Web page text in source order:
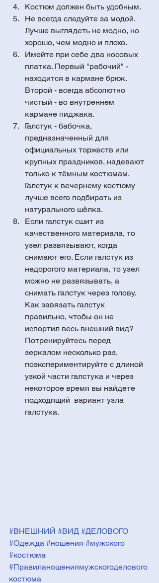
Костюм должен быть удобным.
Не всегда следуйте за модой.
Лучше выглядеть не модно, но
хорошо, чем модно и плохо.
Имейте при себе два носовых
платка. Первый "рабочий" -
находится в кармане брюк.
Второй - всегда абсолютно
чистый - во внутреннем
кармане пиджака.
Галстук - бабочка,
предназначенный для
официальных торжеств или
крупных праздников, надевают
только к тёмным костюмам.
Галстук к вечернему костюму
лучше всего подбирать из
натурального шёлка.
Если галстук сшит из
качественного материала, то
узел развязывают, когда
снимают его. Если галстук из
недорогого материала, то узел
можно не развязывать, а
снимать галстук через голову.
Как завязать галстук
правильно, чтобы он не
испортил весь внешний вид?
Потренируйтесь перед
зеркалом несколько раз,
поэкспериментируйте с длиной
узкой части галстука и через
некоторое время вы найдете
подходящий  вариант узла
галстука.
#ВНЕШНИЙ #ВИД #ДЕЛОВОГО
#Одежда #ношения #мужского
#костюма
#Правиланошениямужскогоделового
костюма